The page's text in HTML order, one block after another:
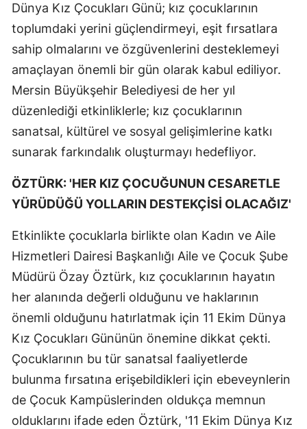
Dünya Kız Çocukları Günü; kız çocuklarının
toplumdaki yerini güçlendirmeyi, eşit fırsatlara
sahip olmalarını ve özgüvenlerini desteklemeyi
amaçlayan önemli bir gün olarak kabul ediliyor.
Mersin Büyükşehir Belediyesi de her yıl
düzenlediği etkinliklerle; kız çocuklarının
sanatsal, kültürel ve sosyal gelişimlerine katkı
sunarak farkındalık oluşturmayı hedefliyor.
ÖZTÜRK: 'HER KIZ ÇOCUĞUNUN CESARETLE
YÜRÜDÜĞÜ YOLLARIN DESTEKÇİSİ OLACAĞIZ'
Etkinlikte çocuklarla birlikte olan Kadın ve Aile
Hizmetleri Dairesi Başkanlığı Aile ve Çocuk Şube
Müdürü Özay Öztürk, kız çocuklarının hayatın
her alanında değerli olduğunu ve haklarının
önemli olduğunu hatırlatmak için 11 Ekim Dünya
Kız Çocukları Gününün önemine dikkat çekti.
Çocuklarının bu tür sanatsal faaliyetlerde
bulunma fırsatına erişebildikleri için ebeveynlerin
de Çocuk Kampüslerinden oldukça memnun
olduklarını ifade eden Öztürk, '11 Ekim Dünya Kız